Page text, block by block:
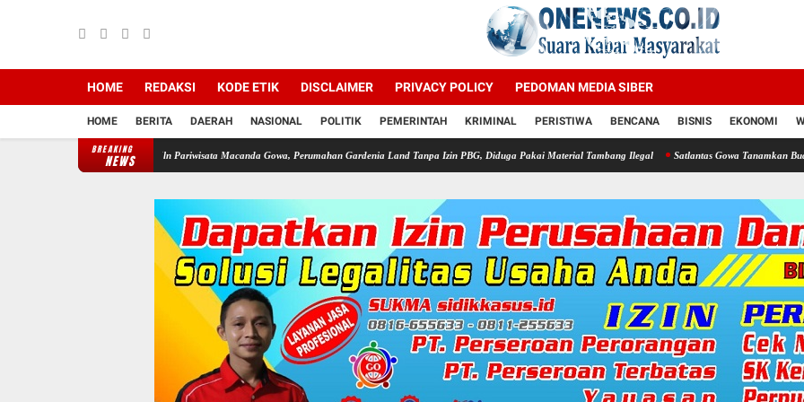
HOME REDAKSI KODE ETIK DISCLAIMER PRIVACY POLICY PEDOMAN MEDIA SIBER
HOME BERITA DAERAH NASIONAL POLITIK PEMERINTAH KRIMINAL PERISTIWA BENCANA BISNIS EKONOMI
BREAKING
NEWS
Zona LP2B Di Jln Pariwisata Macanda Gowa, Perumahan Gardenia Land Tanpa Izin PBG, Diduga Pakai Material Tambang Ilegal Satlantas Gowa Tanamkan Budaya Taat Lalu